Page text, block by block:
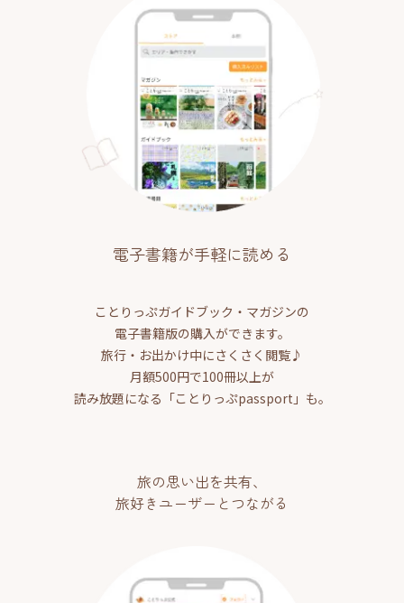
電子書籍が手軽に読める
ことりっぷガイドブック・マガジンの
電子書籍版の購入ができます。
旅行・お出かけ中にさくさく閲覧♪
月額500円で100冊以上が
読み放題になる「ことりっぷpassport」も。
旅の思い出を共有、
旅好きユーザーとつながる